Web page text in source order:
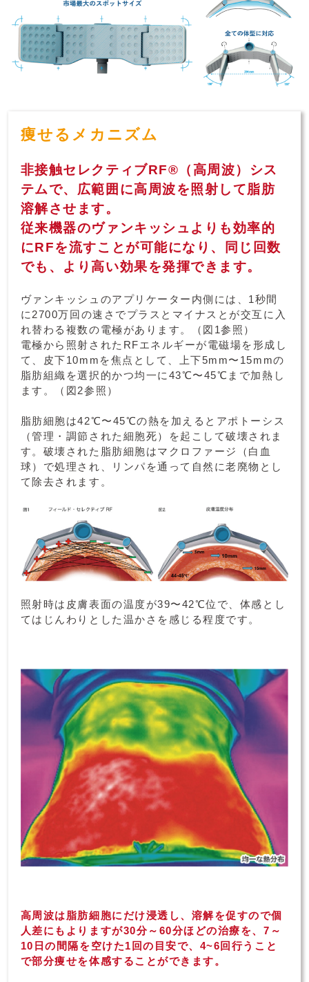
痩せるメカニズム
非接触セレクティブRF®（高周波）シス
テムで、広範囲に高周波を照射して脂肪
溶解させます。
従来機器のヴァンキッシュよりも効率的
にRFを流すことが可能になり、同じ回数
でも、より高い効果を発揮できます。
ヴァンキッシュのアプリケーター内側には、1秒間
に2700万回の速さでプラスとマイナスとが交互に入
れ替わる複数の電極があります。（図1参照）
電極から照射されたRFエネルギーが電磁場を形成し
て、皮下10mmを焦点として、上下5mm〜15mmの
脂肪組織を選択的かつ均一に43℃〜45℃まで加熱し
ます。（図2参照）
脂肪細胞は42℃〜45℃の熱を加えるとアポトーシス
（管理・調節された細胞死）を起こして破壊されま
す。破壊された脂肪細胞はマクロファージ（白血
球）で処理され、リンパを通って自然に老廃物とし
て除去されます。
照射時は皮膚表面の温度が39〜42℃位で、体感とし
てはじんわりとした温かさを感じる程度です。
高周波は脂肪細胞にだけ浸透し、溶解を促すので個
人差にもよりますが30分～60分ほどの治療を、7～
10日の間隔を空けた1回の目安で、4~6回行うこと
で部分痩せを体感することができます。